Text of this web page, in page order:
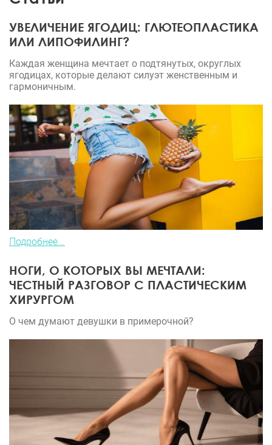
УВЕЛИЧЕНИЕ ЯГОДИЦ: ГЛЮТЕОПЛАСТИКА
ИЛИ ЛИПОФИЛИНГ?
Каждая женщина мечтает о подтянутых, округлых
ягодицах, которые делают силуэт женственным и
гармоничным.
Подробнее...
НОГИ, О КОТОРЫХ ВЫ МЕЧТАЛИ:
ЧЕСТНЫЙ РАЗГОВОР С ПЛАСТИЧЕСКИМ
ХИРУРГОМ
О чем думают девушки в примерочной?